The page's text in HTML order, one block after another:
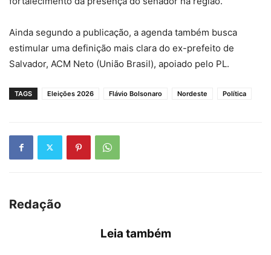
Ainda segundo a publicação, a agenda também busca
estimular uma definição mais clara do ex-prefeito de
Salvador, ACM Neto (União Brasil), apoiado pelo PL.
TAGS Eleições 2026 Flávio Bolsonaro Nordeste Política
Redação
Leia também